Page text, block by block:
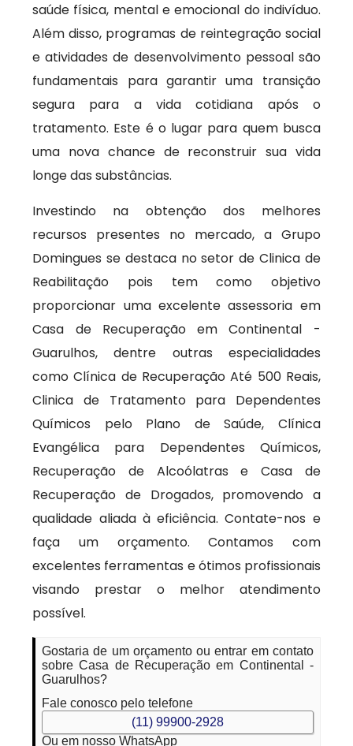
saúde física, mental e emocional do indivíduo.
Além disso, programas de reintegração social
e atividades de desenvolvimento pessoal são
fundamentais para garantir uma transição
segura para a vida cotidiana após o
tratamento. Este é o lugar para quem busca
uma nova chance de reconstruir sua vida
longe das substâncias.
Investindo na obtenção dos melhores
recursos presentes no mercado, a Grupo
Domingues se destaca no setor de Clinica de
Reabilitação pois tem como objetivo
proporcionar uma excelente assessoria em
Casa de Recuperação em Continental -
Guarulhos, dentre outras especialidades
como Clínica de Recuperação Até 500 Reais,
Clinica de Tratamento para Dependentes
Químicos pelo Plano de Saúde, Clínica
Evangélica para Dependentes Químicos,
Recuperação de Alcoólatras e Casa de
Recuperação de Drogados, promovendo a
qualidade aliada à eficiência. Contate-nos e
faça um orçamento. Contamos com
excelentes ferramentas e ótimos profissionais
visando prestar o melhor atendimento
possível.
Gostaria de um orçamento ou entrar em contato
sobre Casa de Recuperação em Continental -
Guarulhos?
Fale conosco pelo telefone
(11) 99900-2928
Ou em nosso WhatsApp